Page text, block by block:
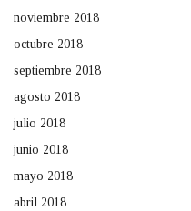
noviembre 2018
octubre 2018
septiembre 2018
agosto 2018
julio 2018
junio 2018
mayo 2018
abril 2018